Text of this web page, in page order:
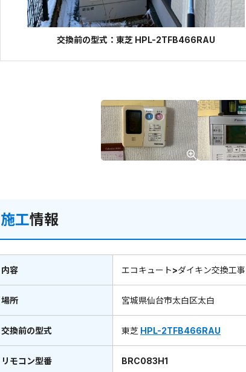
交換前の型式：東芝 HPL-2TFB466RAU
施工情報
内容 エコキュート>ダイキン交換工事
場所 宮城県仙台市太白区太白
交換前の型式 東芝 HPL-2TFB466RAU
リモコン型番 BRC083H1